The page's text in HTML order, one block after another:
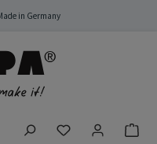
in Germany
Du hast 0